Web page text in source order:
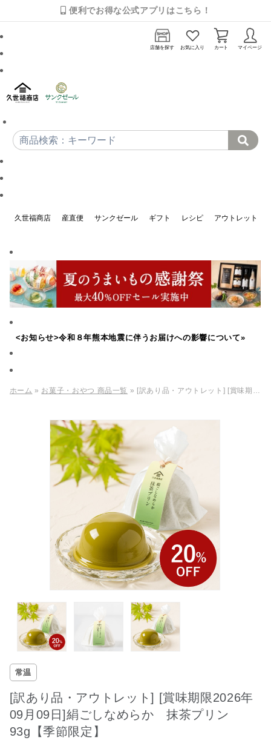
便利でお得な公式アプリはこちら！
店舗を探す お気に入り カート マイページ
久世福商店 産直便 サンクゼール ギフト レシピ アウトレット
<お知らせ>令和８年熊本地震に伴うお届けへの影響について»
ホーム » お菓子・おやつ 商品一覧 » [訳あり品・アウトレット] [賞味期限2026年09月09日]絹ごしなめらか 抹茶プリン 93g【季節限定】
常温
[訳あり品・アウトレット] [賞味期限2026年
09月09日]絹ごしなめらか 抹茶プリン
93g【季節限定】